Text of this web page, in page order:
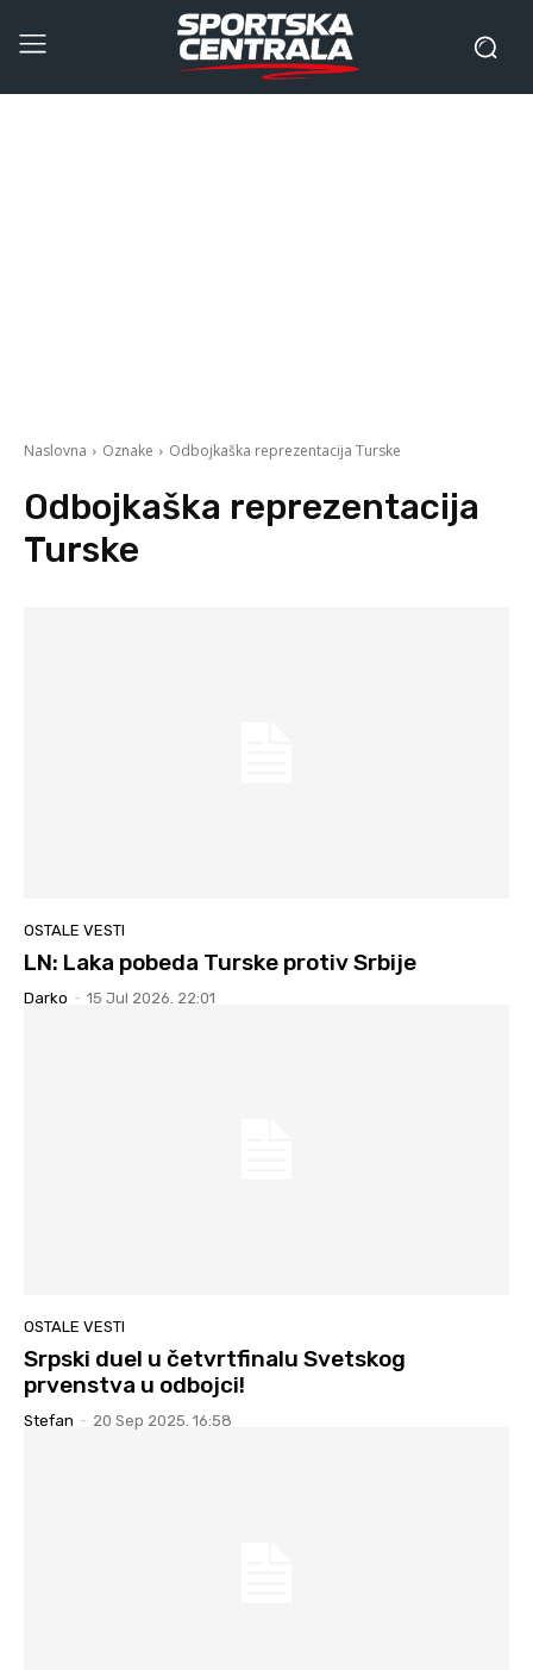
Naslovna Oznake Odbojkaška reprezentacija Turske
Odbojkaška reprezentacija
Turske
OSTALE VESTI
LN: Laka pobeda Turske protiv Srbije
Darko - 15 Jul 2026. 22:01
OSTALE VESTI
Srpski duel u četvrtfinalu Svetskog
prvenstva u odbojci!
Stefan - 20 Sep 2025. 16:58